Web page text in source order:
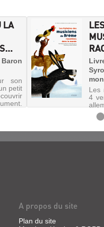
Les
4
LA
son
petit
A propos du site
Plan du site